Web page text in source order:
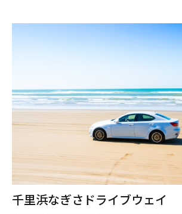
千里浜なぎさドライブウェイ